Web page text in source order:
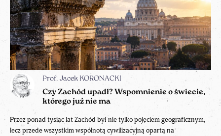
Prof. Jacek KORONACKI
Czy Zachód upadł? Wspomnienie o świecie,
którego już nie ma
Przez ponad tysiąc lat Zachód był nie tylko pojęciem geograficznym,
lecz przede wszystkim wspólnotą cywilizacyjną opartą na